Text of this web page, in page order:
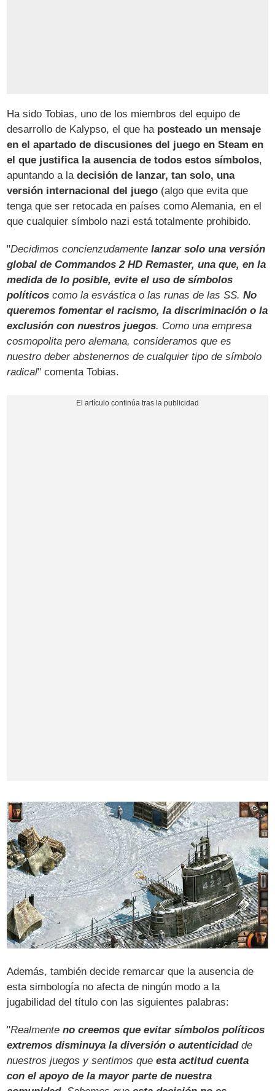
Ha sido Tobias, uno de los miembros del equipo de
desarrollo de Kalypso, el que haposteado un mensaje
en el apartado de discusiones del juego en Steam en
el que justifica la ausencia de todos estos símbolos,
apuntando a ladecisión de lanzar, tan solo, una
versión internacional del juego (algo que evita que
tenga que ser retocada en países como Alemania, en el
que cualquier símbolo nazi está totalmente prohibido.
"Decidimos concienzudamente lanzar solo una versión
global de Commandos 2 HD Remaster, una que, en la
medida de lo posible, evite el uso de símbolos
políticos como la esvástica o las runas de las SS.No
queremos fomentar el racismo, la discriminación o la
exclusión con nuestros juegos. Como una empresa
cosmopolita pero alemana, consideramos que es
nuestro deber abstenernos de cualquier tipo de símbolo
radical" comenta Tobias.
Además, también decide remarcar que la ausencia de
esta simbología no afecta de ningún modo a la
jugabilidad del título con las siguientes palabras:
"Realmente no creemos que evitar símbolos políticos
extremos disminuya la diversión o autenticidadde
nuestros juegos y sentimos queesta actitud cuenta
con el apoyo de la mayor parte de nuestra